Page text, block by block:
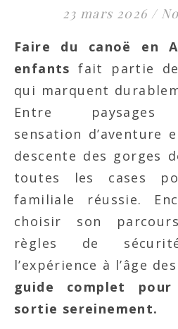
23 mars 2026 /
Faire du canoë en Ardèche avec les
enfants fait partie de
qui marquent
Entre paysages
sensation d’aventure
descente des gorges
toutes les cases
familiale réussie.
choisir son
règles de
l’expérience à l’âge
guide complet
sortie sereinement.